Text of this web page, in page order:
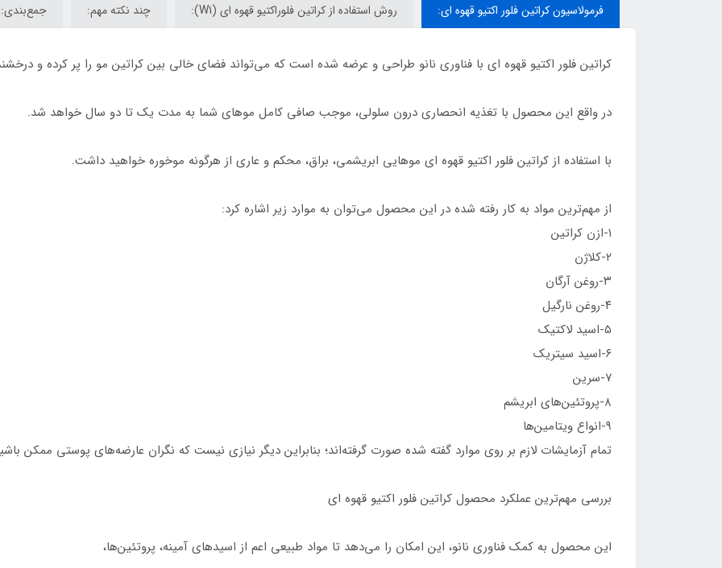
فرمولاسیون کراتین فلور اکتیو قهوه ای: روش استفاده از کراتین فلوراکتیو قهوه ای (W1): چند نکته‌ مهم: جمع‌بندی:
کراتین فلور اکتیو قهوه ای با فناوری نانو طراحی و عرضه شده است که می‌تواند فضای خالی بین کراتین مو را پر کرده و
در واقع این محصول با تغذیه انحصاری درون سلولی، موجب صافی کامل موهای شما به مدت یک تا دو سال خواهد شد.
با استفاده از کراتین فلور اکتیو قهوه ای موهایی ابریشمی، براق، محکم و عاری از هرگونه موخوره خواهید داشت.
از مهم‌ترین مواد به کار رفته شده در این محصول می‌توان به موارد زیر اشاره کرد:
۱-ازن کراتین
۲-کلاژن
۳-روغن آرگان
۴-روغن نارگیل
۵-اسید لاکتیک
۶-اسید سیتریک
۷-سرین
۸-پروتئین‌های ابریشم
۹-انواع ویتامین‌ها
تمام آزمایشات لازم بر روی موارد گفته شده صورت گرفته‌اند؛ بنابراین دیگر نیازی نیست که نگران عارضه‌های پوستی ممکن
بررسی مهم‌ترین عملکرد محصول کراتین فلور اکتیو قهوه ای
این محصول به کمک فناوری نانو، این امکان را می‌دهد تا مواد طبیعی اعم از اسیدهای آمینه، پروتئین‌ها،